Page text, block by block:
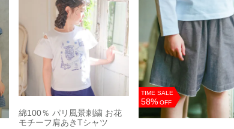
綿100％ パリ風景刺繍 お花
モチーフ肩あきTシャツ
TIME SALE
58% OFF